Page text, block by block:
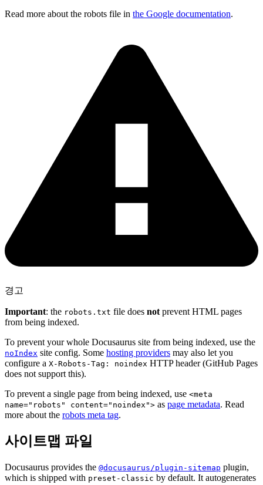
Read more about the robots file in the Google documentation.
경고
Important: the robots.txt file does not prevent HTML pages
from being indexed.
To prevent your whole Docusaurus site from being indexed, use the
noIndex site config. Some hosting providers may also let you
configure a X-Robots-Tag: noindex HTTP header (GitHub Pages
does not support this).
To prevent a single page from being indexed, use <meta
name="robots" content="noindex"> as page metadata. Read
more about the robots meta tag.
사이트맵 파일
Docusaurus provides the @docusaurus/plugin-sitemap plugin,
which is shipped with preset-classic by default. It autogenerates